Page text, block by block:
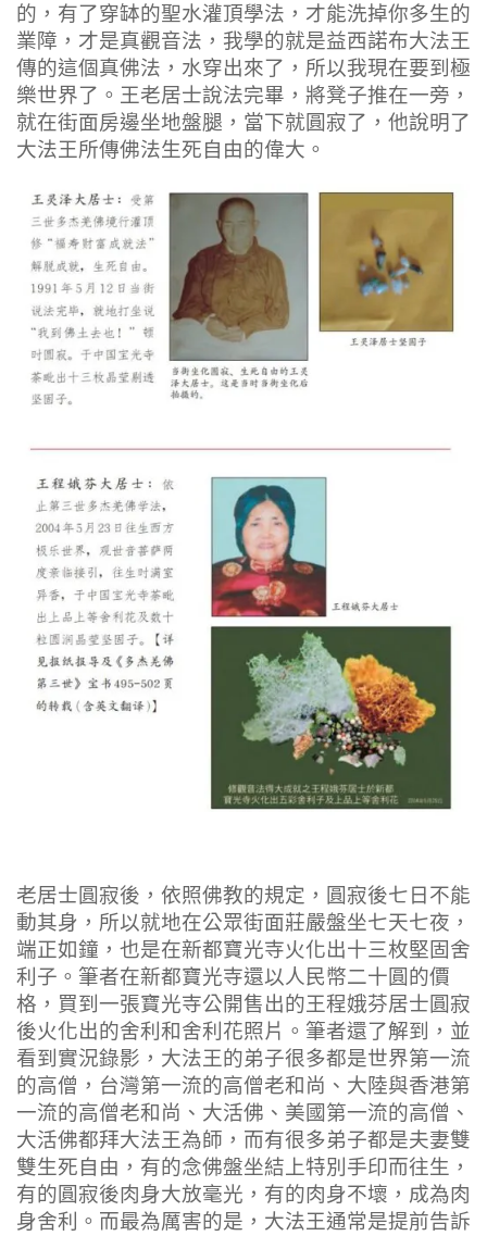
的，有了穿缽的聖水灌頂學法，才能洗掉你多生的
業障，才是真觀音法，我學的就是益西諾布大法王
傳的這個真佛法，水穿出來了，所以我現在要到極
樂世界了。王老居士說法完畢，將凳子推在一旁，
就在街面房邊坐地盤腿，當下就圓寂了，他說明了
大法王所傳佛法生死自由的偉大。
老居士圓寂後，依照佛教的規定，圓寂後七日不能
動其身，所以就地在公眾街面莊嚴盤坐七天七夜，
端正如鐘，也是在新都寶光寺火化出十三枚堅固舍
利子。筆者在新都寶光寺還以人民幣二十圓的價
格，買到一張寶光寺公開售出的王程娥芬居士圓寂
後火化出的舍利和舍利花照片。筆者還了解到，並
看到實況錄影，大法王的弟子很多都是世界第一流
的高僧，台灣第一流的高僧老和尚、大陸與香港第
一流的高僧老和尚、大活佛、美國第一流的高僧、
大活佛都拜大法王為師，而有很多弟子都是夫妻雙
雙生死自由，有的念佛盤坐結上特別手印而往生，
有的圓寂後肉身大放毫光，有的肉身不壞，成為肉
身舍利。而最為厲害的是，大法王通常是提前告訴